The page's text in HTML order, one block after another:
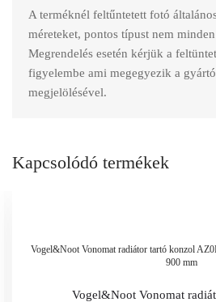
A terméknél feltűntetett fotó
méreteket, pontos típust nem
Megrendelés esetén kérjük a
figyelembe ami megegyezik a
megjelölésével.
Kapcsolódó termékek
Vogel&Noot Vonomat radiátor tartó konzol
900 mm
Vogel&Noot Vonomat